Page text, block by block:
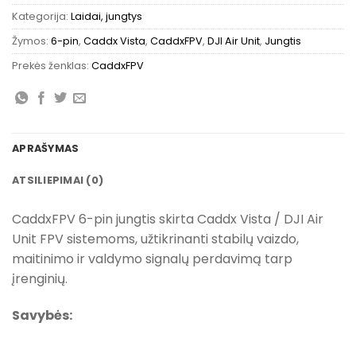
Kategorija: Laidai, jungtys
Žymos: 6-pin, Caddx Vista, CaddxFPV, DJI Air Unit, Jungtis
Prekės ženklas: CaddxFPV
APRAŠYMAS
ATSILIEPIMAI (0)
CaddxFPV 6-pin jungtis skirta Caddx Vista / DJI Air
Unit FPV sistemoms, užtikrinanti stabilų vaizdo,
maitinimo ir valdymo signalų perdavimą tarp
įrenginių.
Savybės: